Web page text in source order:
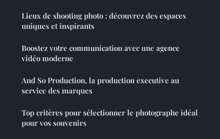
Lieux de shooting photo : découvrez des espaces
uniques et inspirants
Boostez votre communication avec une agence
vidéo moderne
And So Production, la production executive au
service des marques
Top critères pour sélectionner le photographe idéal
pour vos souvenirs